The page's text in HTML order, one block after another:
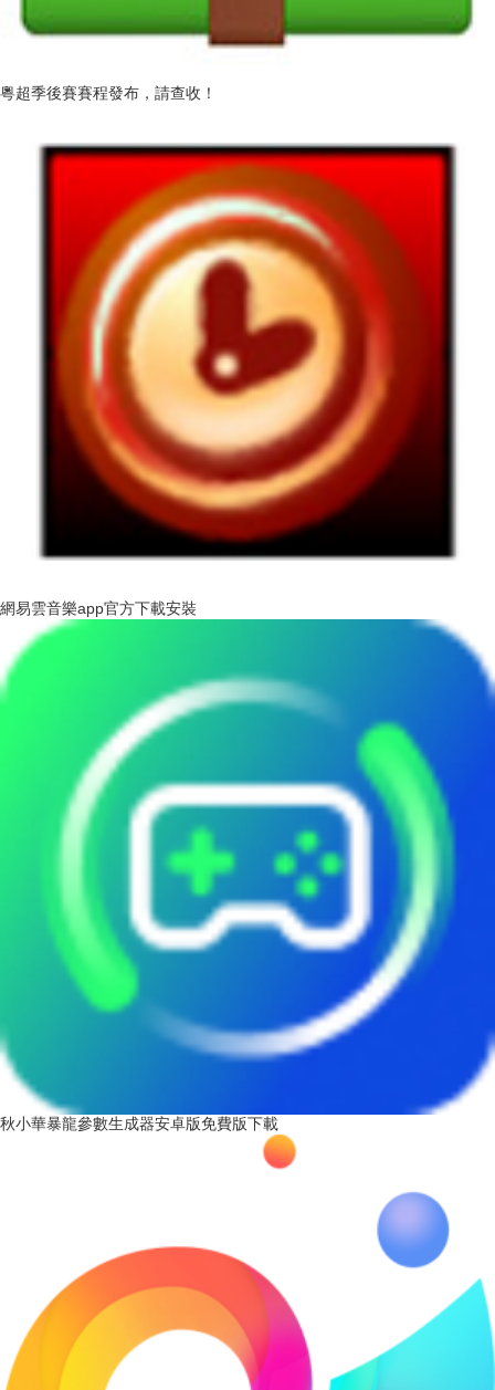
粵超季後賽賽程發布，請查收！
網易雲音樂app官方下載安裝
秋小華暴龍參數生成器安卓版免費版下載